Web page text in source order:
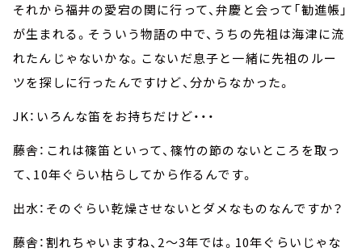
それから福井の愛宕の関に行って、弁慶と会って「勧進帳」
が生まれる。そういう物語の中で、うちの先祖は海津に流
れたんじゃないかな。こないだ息子と一緒に先祖のルー
ツを探しに行ったんですけど、分からなかった。
JK：いろんな笛をお持ちだけど・・・
藤舎：これは篠笛といって、篠竹の節のないところを取っ
て、10年ぐらい枯らしてから作るんです。
出水：そのぐらい乾燥させないとダメなものなんですか？
藤舎：割れちゃいますね、2～3年では。10年ぐらいじゃな